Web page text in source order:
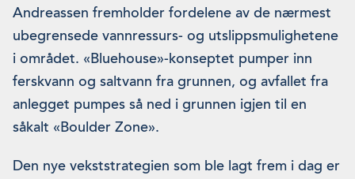
Andreassen fremholder fordelene av de nærmest
ubegrensede vannressurs- og utslippsmulighetene
i området. «Bluehouse»-konseptet pumper inn
ferskvann og saltvann fra grunnen, og avfallet fra
anlegget pumpes så ned i grunnen igjen til en
såkalt «Boulder Zone».
Den nye vekststrategien som ble lagt frem i dag er